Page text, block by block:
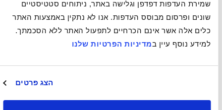
שמירת העדפות דפדפן וגלישה באתר, ניתוחים סטטיסטיים
שונים ופרסום מבוסס העדפות. אנו לא נתקין באמצעות האתר
כלים אלה אשר אינם הכרחיים לתפעול האתר ללא הסכמתך.
למידע נוסף עיין במדיניות הפרטיות שלנו
הצג פרטים